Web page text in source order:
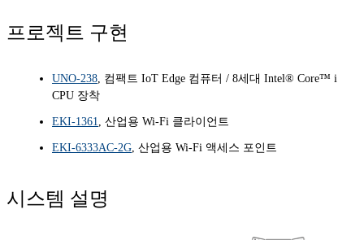
프로젝트 구현
UNO-238 , 컴팩트 IoT Edge 컴퓨터 / 8세대 Intel® Core™ i
CPU 장착
EKI-1361, 산업용 Wi-Fi 클라이언트
EKI-6333AC-2G, 산업용 Wi-Fi 액세스 포인트
시스템 설명